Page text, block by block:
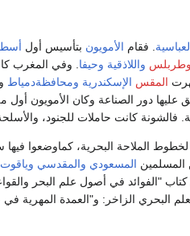
. فقام الأمويون بتأسيس أول
وطربلس واللاذقية وحيفا . وفي المغرب
المقس الإسكندرية ومحافظةدمياط
عليها دور الصناعة وكان الأمويون
كانت حاملات للجنود، والأسلحة
الملاحة البحرية، كماوضعوا فيها
المسلمين المسعودي والمقدسي
"الفوائد في أصول علم البحر
البحري الزاخر: و"العمدة المهرية